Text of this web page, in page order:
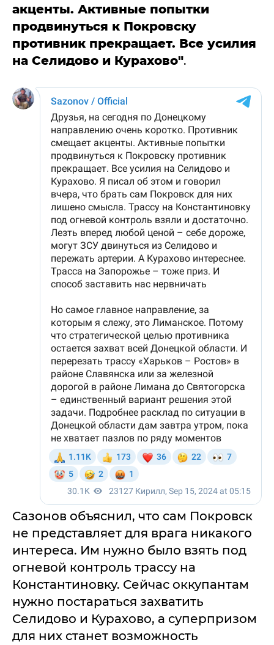
акценты. Активные попытки
продвинуться к Покровску
противник прекращает. Все усилия
на Селидово и Курахово".
Сазонов объяснил, что сам Покровск
не представляет для врага никакого
интереса. Им нужно было взять под
огневой контроль трассу на
Константиновку. Сейчас оккупантам
нужно постараться захватить
Селидово и Курахово, а суперпризом
для них станет возможность